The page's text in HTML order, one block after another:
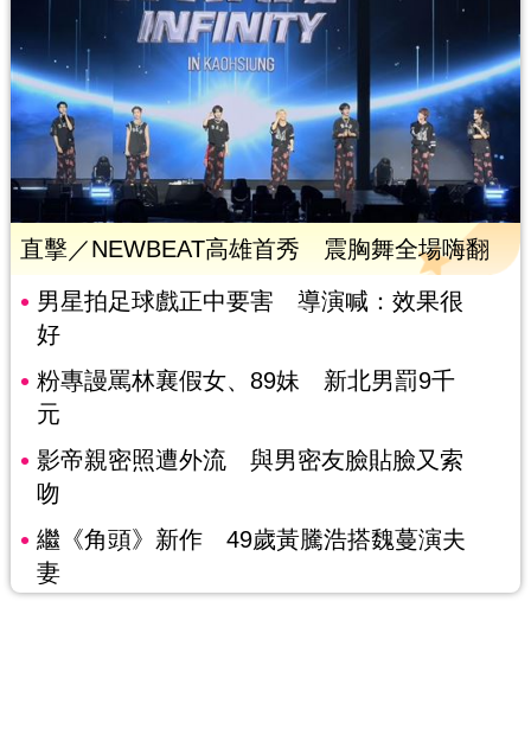
直擊／NEWBEAT高雄首秀 震胸舞全場嗨翻
男星拍足球戲正中要害 導演喊：效果很
好
粉專謾罵林襄假女、89妹 新北男罰9千
元
影帝親密照遭外流 與男密友臉貼臉又索
吻
繼《角頭》新作 49歲黃騰浩搭魏蔓演夫
妻